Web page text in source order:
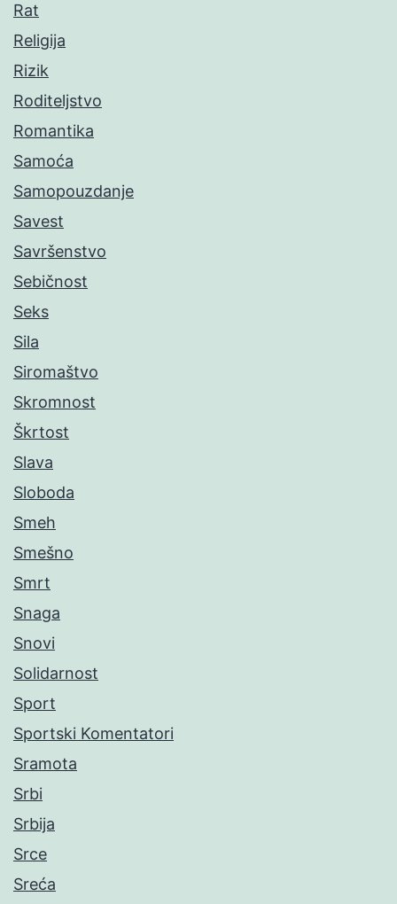
Rat
Religija
Rizik
Roditeljstvo
Romantika
Samoća
Samopouzdanje
Savest
Savršenstvo
Sebičnost
Seks
Sila
Siromaštvo
Skromnost
Škrtost
Slava
Sloboda
Smeh
Smešno
Smrt
Snaga
Snovi
Solidarnost
Sport
Sportski Komentatori
Sramota
Srbi
Srbija
Srce
Sreća